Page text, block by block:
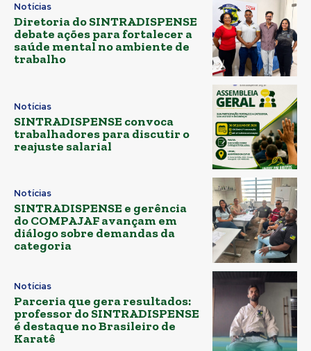
Notícias
Diretoria do SINTRADISPENSE
debate ações para fortalecer a
saúde mental no ambiente de
trabalho
Notícias
SINTRADISPENSE convoca
trabalhadores para discutir o
reajuste salarial
Notícias
SINTRADISPENSE e gerência
do COMPAJAF avançam em
diálogo sobre demandas da
categoria
Notícias
Parceria que gera resultados:
professor do SINTRADISPENSE
é destaque no Brasileiro de
Karatê